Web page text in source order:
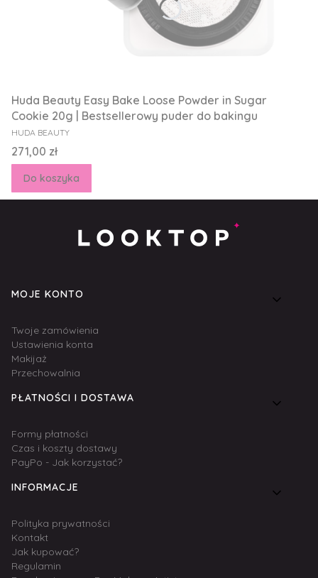
Huda Beauty Easy Bake Loose Powder in Sugar
Cookie 20g | Bestsellerowy puder do bakingu
PRODUCENT
HUDA BEAUTY
Cena
271,00 zł
Do koszyka
Linki w stopce
MOJE KONTO
Twoje zamówienia
Ustawienia konta
Makijaż
Przechowalnia
PŁATNOŚCI I DOSTAWA
Formy płatności
Czas i koszty dostawy
PayPo - Jak korzystać?
INFORMACJE
Polityka prywatności
Kontakt
Jak kupować?
Regulamin